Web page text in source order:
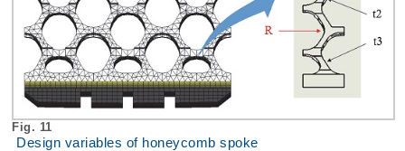
Fig. 11
Design variables of honeycomb spoke